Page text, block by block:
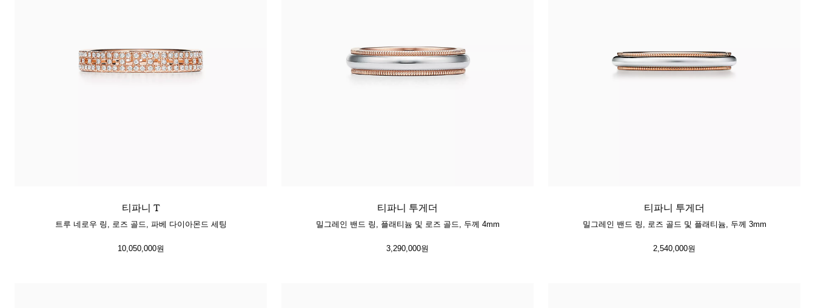
티파니 T
트루 네로우 링, 로즈 골드, 파베 다이아몬드 세팅
10,050,000원
티파니 투게더
밀그레인 밴드 링, 플래티늄 및 로즈 골드, 두께 4mm
3,290,000원
티파니 투게더
밀그레인 밴드 링, 로즈 골드 및 플래티늄, 두께 3mm
2,540,000원